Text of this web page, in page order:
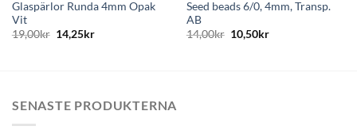
Glaspärlor Runda 4mm Opak
Vit
19,00kr 14,25kr
Seed beads 6/0, 4mm, Transp.
AB
14,00kr 10,50kr
SENASTE PRODUKTERNA